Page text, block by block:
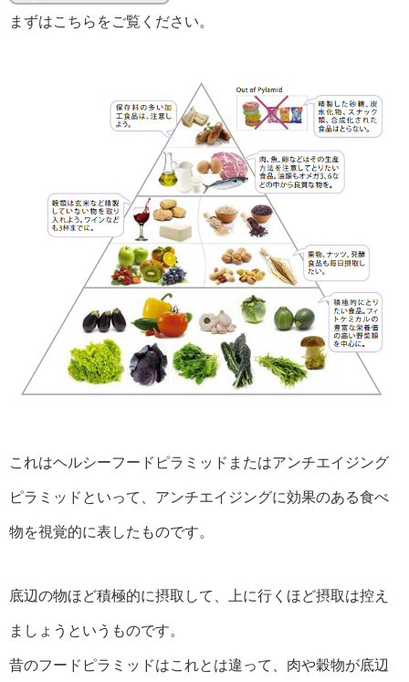
まずはこちらをご覧ください。
これはヘルシーフードピラミッドまたはアンチエイジング
ピラミッドといって、アンチエイジングに効果のある食べ
物を視覚的に表したものです。
底辺の物ほど積極的に摂取して、上に行くほど摂取は控え
ましょうというものです。
昔のフードピラミッドはこれとは違って、肉や穀物が底辺